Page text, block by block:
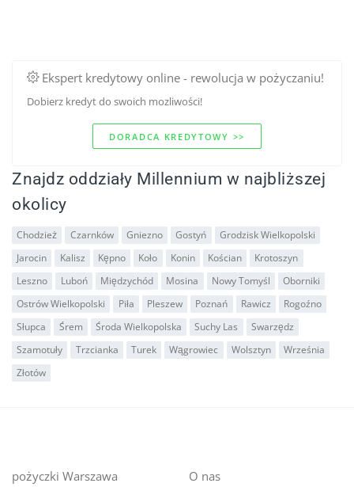
Ekspert kredytowy online - rewolucja w pożyczaniu!
Dobierz kredyt do swoich mozliwości!
DORADCA KREDYTOWY >>
Znajdz oddziały Millennium w najbliższej
okolicy
Chodzież Czarnków Gniezno Gostyń
Grodzisk Wielkopolski
Jarocin
Kalisz Kępno Koło Konin Kościan
Krotoszyn
Leszno
Luboń Międzychód Mosina Nowy Tomyśl
Oborniki
Ostrów Wielkopolski
Piła Pleszew Poznań Rawicz
Rogoźno
Słupca
Śrem Środa Wielkopolska Suchy Las
Swarzędz
Szamotuły
Trzcianka Turek Wągrowiec Wolsztyn
Września
Złotów
pożyczki Warszawa O nas